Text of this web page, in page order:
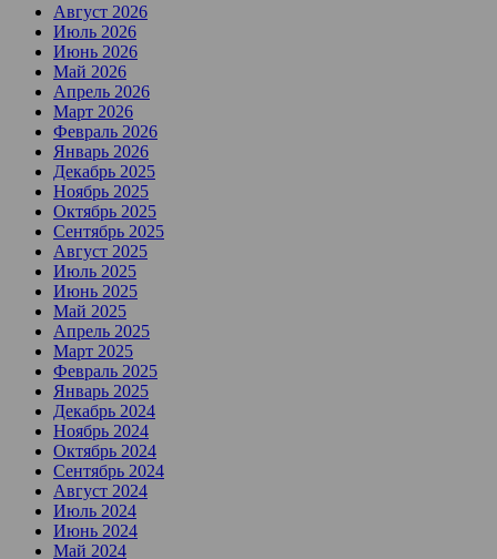
Август 2026
Июль 2026
Июнь 2026
Май 2026
Апрель 2026
Март 2026
Февраль 2026
Январь 2026
Декабрь 2025
Ноябрь 2025
Октябрь 2025
Сентябрь 2025
Август 2025
Июль 2025
Июнь 2025
Май 2025
Апрель 2025
Март 2025
Февраль 2025
Январь 2025
Декабрь 2024
Ноябрь 2024
Октябрь 2024
Сентябрь 2024
Август 2024
Июль 2024
Июнь 2024
Май 2024